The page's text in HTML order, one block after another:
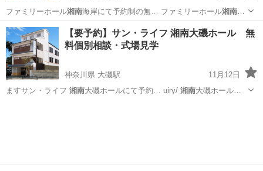
ファミリーホール湘南 海岸にて予約制の無… ファミリーホール湘南海
岸は、神奈川県茅… ファミリーホール湘南 海岸は ファミリーホール湘
南 海岸について詳しく…
神奈川 茅ヶ崎市 辻堂駅 ファミリー
【要予約】サン・ライフ 湘南大磯ホール 無
料個別相談・式場見学
神奈川県 大磯駅
11月12日
ますサン・ライフ 湘南大磯ホールにて予約… uiry/ 湘南大磯ホール